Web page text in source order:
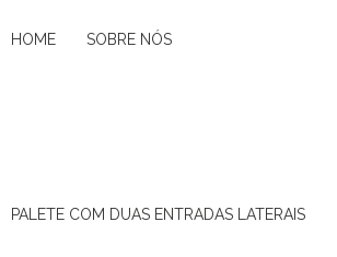
HOME SOBRE NÓS
PALETE COM DUAS ENTRADAS LATERAIS